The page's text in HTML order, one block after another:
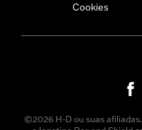
Cookies
©2026 H-D ou suas